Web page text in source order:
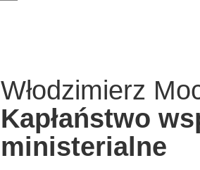
Włodzimierz
Kapłaństwo
ministerialne